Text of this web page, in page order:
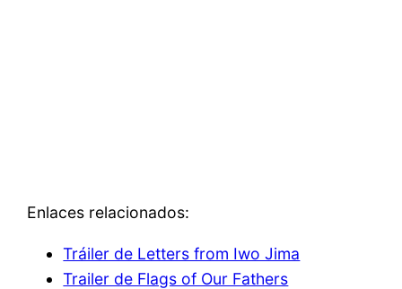
Enlaces relacionados:
Tráiler de Letters from Iwo Jima
Trailer de Flags of Our Fathers